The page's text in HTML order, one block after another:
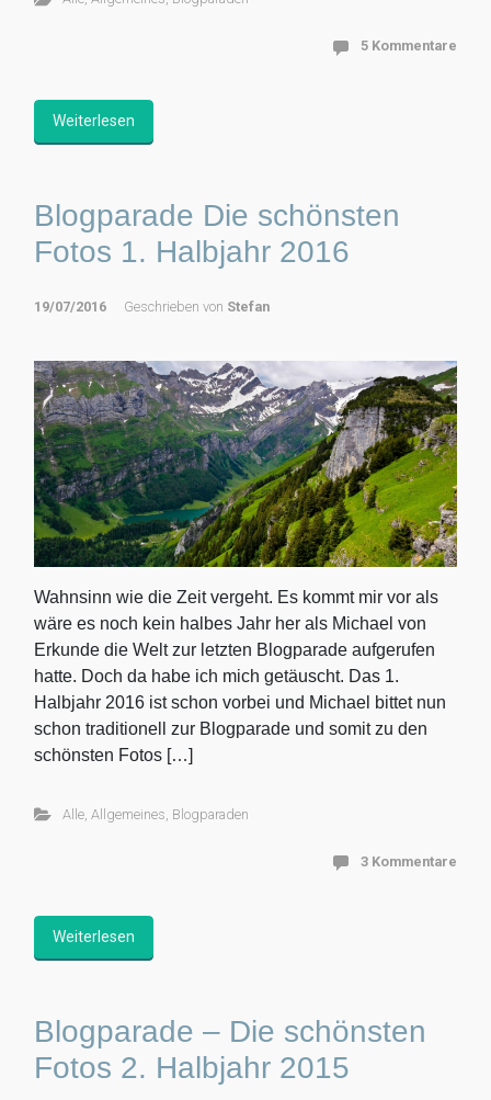
5 Kommentare
Weiterlesen
Blogparade Die schönsten
Fotos 1. Halbjahr 2016
19/07/2016 Geschrieben von Stefan
Wahnsinn wie die Zeit vergeht. Es kommt mir vor als
wäre es noch kein halbes Jahr her als Michael von
Erkunde die Welt zur letzten Blogparade aufgerufen
hatte. Doch da habe ich mich getäuscht. Das 1.
Halbjahr 2016 ist schon vorbei und Michael bittet nun
schon traditionell zur Blogparade und somit zu den
schönsten Fotos […]
Alle, Allgemeines Blogparaden
3 Kommentare
Weiterlesen
Blogparade – Die schönsten
Fotos 2. Halbjahr 2015